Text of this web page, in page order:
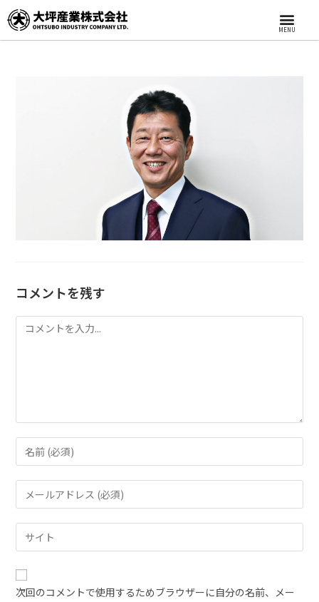
MENU
コメントを残す
次回のコメントで使用するためブラウザーに自分の名前、メー